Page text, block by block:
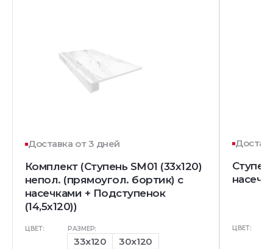
Доставка от 3 дней
Комплект (Ступень SM01 (33x120)
непол. (прямоугол. бортик) с
насечками + Подступенок
(14,5x120))
ЦВЕТ: РАЗМЕР:
33x120 30x120
ЦВЕТ: